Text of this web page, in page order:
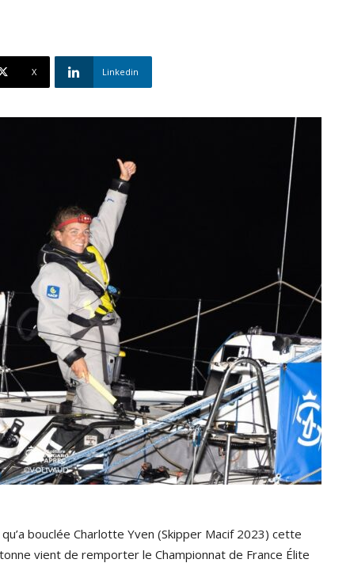
X Linkedin
bouclée Charlotte Yven (Skipper Macif 2023) cette
vient de remporter le Championnat de France Élite